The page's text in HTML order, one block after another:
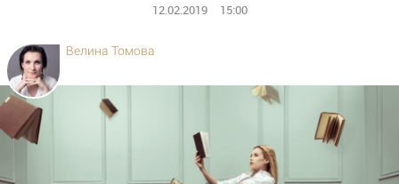
12.02.2019 15:00
Велина Томова